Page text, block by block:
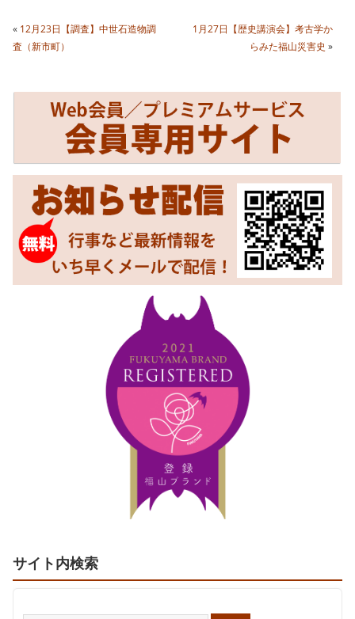
« 12月23日【調査】中世石造物調
査（新市町）
1月27日【歴史講演会】考古学か
らみた福山災害史 »
サイト内検索